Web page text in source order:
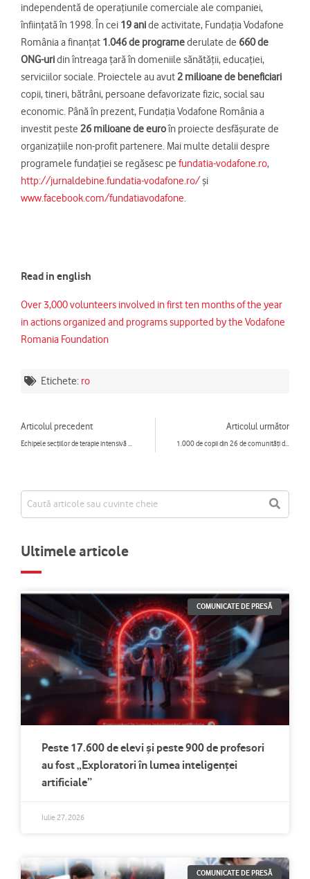
independentă de operaţiunile comerciale ale companiei,
înfiinţată în 1998. În cei 19 anide activitate, Fundaţia Vodafone
România a finanţat 1.046de programederulate de 660 de
ONG-uridin întreaga țară în domeniile sănătăţii, educaţiei,
serviciilor sociale. Proiectele au avut 2 milioanede beneficiari
copii, tineri, bătrâni, persoane defavorizate fizic, social sau
economic. Până în prezent, Fundaţia Vodafone România a
investit peste 26 milioane de euroîn proiecte desfăşurate de
organizaţiile non-profit partenere. Mai multe detalii despre
programele fundaţiei se regăsesc pe fundatia-vodafone.ro,
http://jurnaldebine.fundatia-vodafone.ro/și
www.facebook.com/fundatiavodafone.
Read in english
Over 3,000 volunteers involved in first ten months of the year
in actions organized and programs supported by the Vodafone
Romania Foundation
Etichete: ro
Articolul precedent
Echipele secțiilor de terapie intensivă nou-născuți Constanța și Marie Curie București colaborează într-un program special de schimb de experiență
Articolul următor
1.000 de copii din 26 de comunități defavorizate din întreaga țară i-au trimis scrisori lui Moș Crăciun prin Fundația Vodafone România
Ultimele articole
COMUNICATE DE PRESĂ
Peste 17.600 de elevi și peste 900 de profesori
au fost „Exploratori în lumea inteligenței
artificiale”
Iulie 27, 2026
COMUNICATE DE PRESĂ